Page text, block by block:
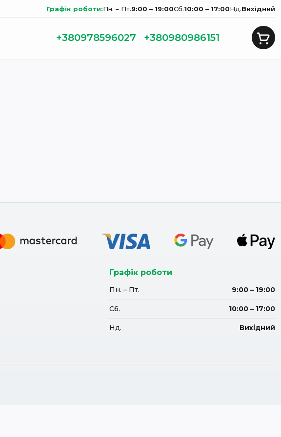
Графік роботи:Пн. – Пт.9:00 – 19:00Сб.10:00 – 17:00Нд.Вихідний
+380978596027 +380980986151
Графік роботи
Пн. – Пт. 9:00 – 19:00
Сб. 10:00 – 17:00
Нд. Вихідний